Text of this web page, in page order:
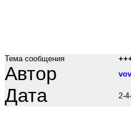
Тема сообщения
Автор
Дата 2-